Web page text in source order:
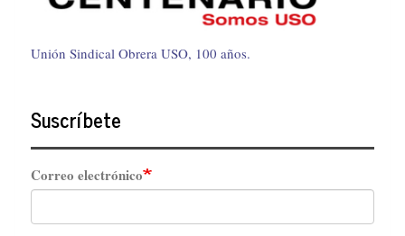
Unión Sindical Obrera USO, 100 años.
Suscríbete
Correo electrónico